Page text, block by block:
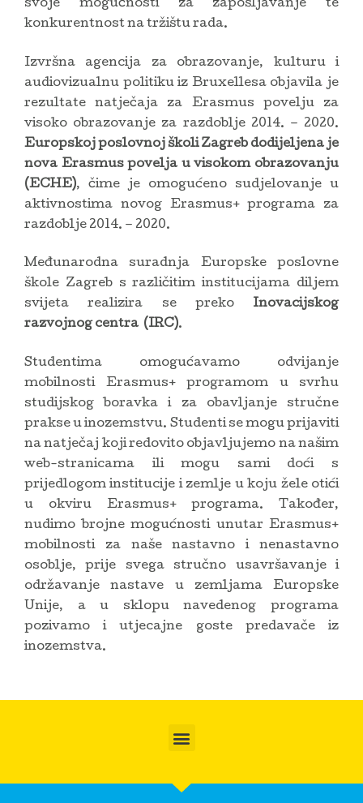
svoje mogućnosti za zapošljavanje te
konkurentnost na tržištu rada.
Izvršna agencija za obrazovanje, kulturu i
audiovizualnu politiku iz Bruxellesa objavila je
rezultate natječaja za Erasmus povelju za
visoko obrazovanje za razdoblje 2014. – 2020.
Europskoj poslovnoj školi Zagreb dodijeljena je
nova Erasmus povelja u visokom obrazovanju
(ECHE), čime je omogućeno sudjelovanje u
aktivnostima novog Erasmus+ programa za
razdoblje 2014. – 2020.
Međunarodna suradnja Europske poslovne
škole Zagreb s različitim institucijama diljem
svijeta realizira se preko Inovacijskog
razvojnog centra (IRC).
Studentima omogućavamo odvijanje
mobilnosti Erasmus+ programom u svrhu
studijskog boravka i za obavljanje stručne
prakse u inozemstvu. Studenti se mogu prijaviti
na natječaj koji redovito objavljujemo na našim
web-stranicama ili mogu sami doći s
prijedlogom institucije i zemlje u koju žele otići
u okviru Erasmus+ programa. Također,
nudimo brojne mogućnosti unutar Erasmus+
mobilnosti za naše nastavno i nenastavno
osoblje, prije svega stručno usavršavanje i
održavanje nastave u zemljama Europske
Unije, a u sklopu navedenog programa
pozivamo i utjecajne goste predavače iz
inozemstva.